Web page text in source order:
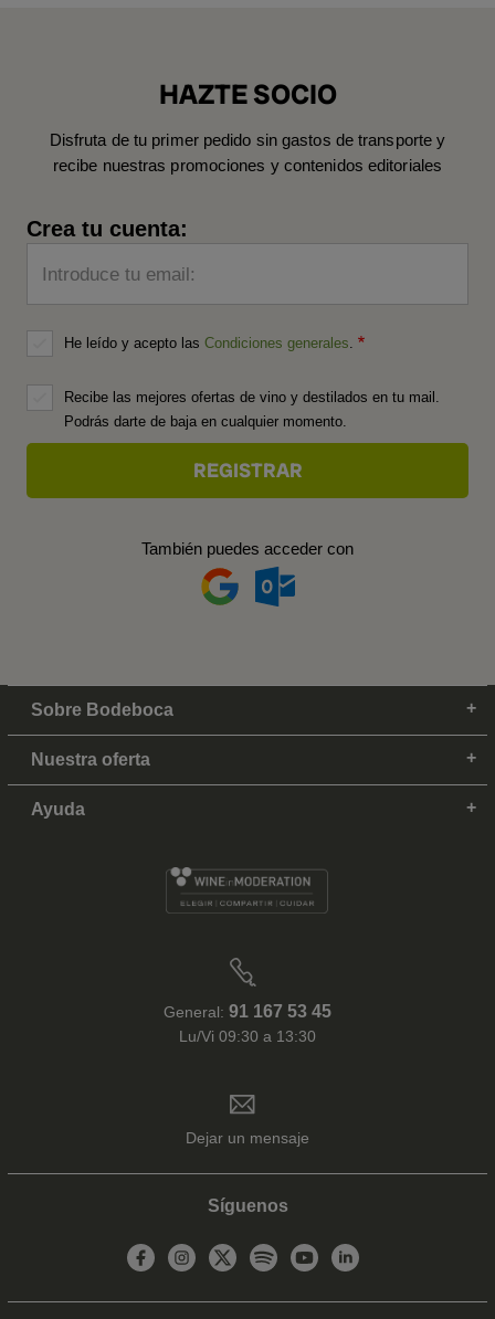
HAZTE SOCIO
Disfruta de tu primer pedido sin gastos de transporte y
recibe nuestras promociones y contenidos editoriales
Crea tu cuenta:
Introduce tu email:
He leído y acepto las Condiciones generales
Recibe las mejores ofertas de vino y destilados en tu mail.
Podrás darte de baja en cualquier momento.
También puedes acceder con
Sobre Bodeboca
Nuestra oferta
Ayuda
General: 91 167 53 45
Lu/Vi 09:30 a 13:30
Dejar un mensaje
Síguenos